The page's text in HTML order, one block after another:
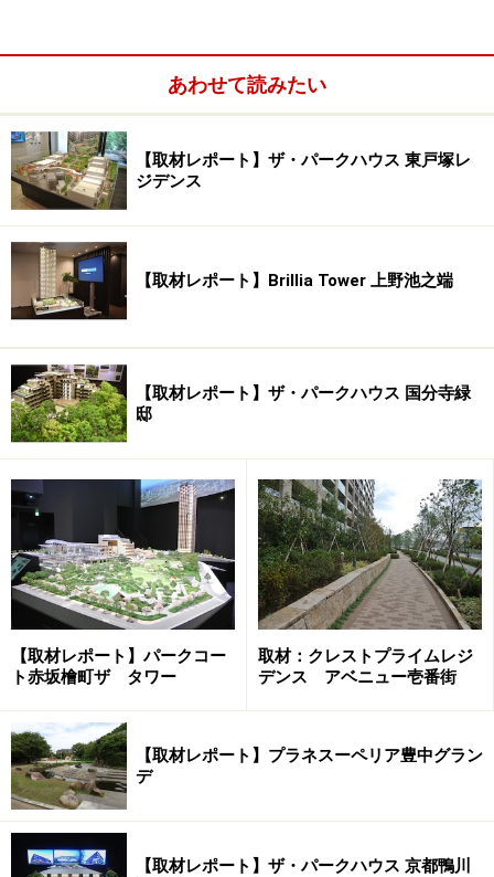
もう一つの特徴は、約71,000平米の広大な葛飾にいじゅ
くみらい公園の存在です。この公園は広々した芝生を有
し、コミュニティの醸成の場となるだけではなく地域防
災の拠点にもなります。公園一帯は、東京都から災害時
の避難場所に指定。災害備蓄倉庫やかまどベンチなども
設置されています。
公園隣接の約22,000平米の開発街区
約3,800平米の緑地も整備
公園から建設中のシティタワー金町の現地を望む
シティタワー金町（住友不動産）の開発街区は、葛飾に
いじゅくみらい公園に隣接した約22,000平米の広大な街
区。タワー棟とレジデンス棟、自走式駐車場、商業棟が
設けられ、敷地内には約3,800平米の緑地（広場状空地）
あわせて読みたい
【取材レポート】ザ・パークハウス 東戸塚レ
ジデンス
【取材レポート】Brillia Tower 上野池之端
【取材レポート】ザ・パークハウス 国分寺緑
邸
【取材レポート】パークコー
ト赤坂檜町ザ タワー
取材：クレストプライムレジ
デンス アベニュー壱番街
【取材レポート】プラネスーペリア豊中グラン
デ
【取材レポート】ザ・パークハウス 京都鴨川